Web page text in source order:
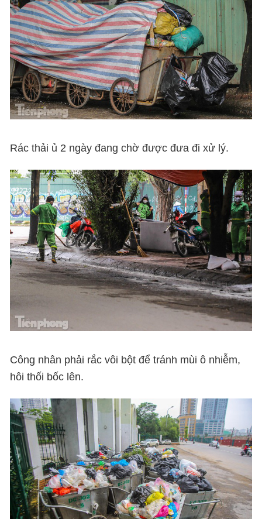
Rác thải ủ 2 ngày đang chờ được đưa đi xử lý.
Công nhân phải rắc vôi bột để tránh mùi ô nhiễm,
hôi thối bốc lên.